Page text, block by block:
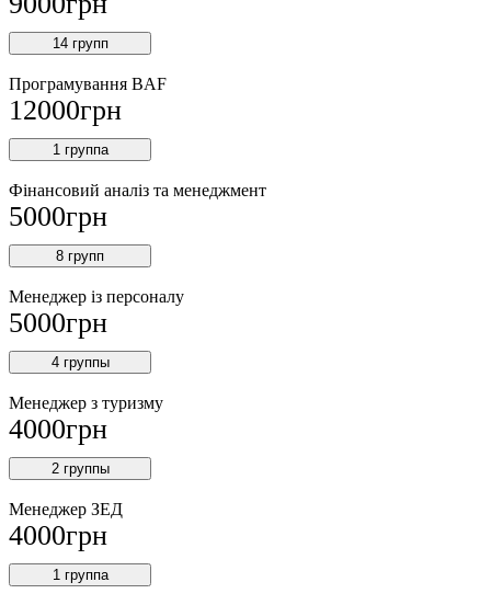
14 групп
Програмування BAF
12000грн
1 группа
Фінансовий аналіз та менеджмент
5000грн
8 групп
Менеджер із персоналу
5000грн
4 группы
Менеджер з туризму
4000грн
2 группы
Менеджер ЗEД
4000грн
1 группа